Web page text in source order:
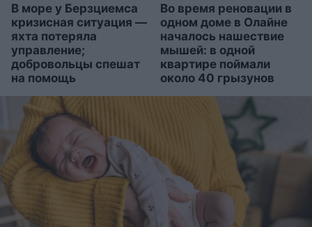
В море у Берзциемса
кризисная ситуация —
яхта потеряла
управление;
добровольцы спешат
на помощь
Во время реновации в
одном доме в Олайне
началось нашествие
мышей: в одной
квартире поймали
около 40 грызунов